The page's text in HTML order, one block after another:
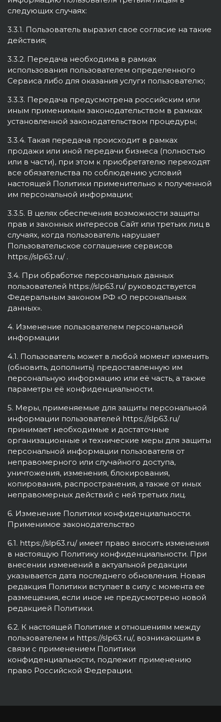
следующих случаях:
3.3.1. Пользователь выразил свое согласие на такие
действия;
3.3.2. Передача необходима в рамках
использования пользователем определенного
Сервиса либо для оказания услуги пользователю;
3.3.3. Передача предусмотрена российским или
иным применимым законодательством в рамках
установленной законодательством процедуры;
3.3.4. Такая передача происходит в рамках
продажи или иной передачи бизнеса (полностью
или в части), при этом к приобретателю переходят
все обязательства по соблюдению условий
настоящей Политики применительно к полученной
им персональной информации;
3.3.5. В целях обеспечения возможности защиты
прав и законных интересов Сайт или третьих лиц в
случаях, когда пользователь нарушает
Пользовательское соглашение сервисов
https://slp63.ru/ .
3.4. При обработке персональных данных
пользователей https://slp63.ru/ руководствуется
Федеральным законом РФ «О персональных
данных».
4. Изменение пользователем персональной
информации
4.1. Пользователь может в любой момент изменить
(обновить, дополнить) предоставленную им
персональную информацию или её часть, а также
параметры её конфиденциальности.
5. Меры, применяемые для защиты персональной
информации пользователей https://slp63.ru/
принимает необходимые и достаточные
организационные и технические меры для защиты
персональной информации пользователя от
неправомерного или случайного доступа,
уничтожения, изменения, блокирования,
копирования, распространения, а также от иных
неправомерных действий с ней третьих лиц.
6. Изменение Политики конфиденциальности.
Применимое законодательство
6.1. https://slp63.ru/ имеет право вносить изменения
в настоящую Политику конфиденциальности. При
внесении изменений в актуальной редакции
указывается дата последнего обновления. Новая
редакция Политики вступает в силу с момента ее
размещения, если иное не предусмотрено новой
редакцией Политики.
6.2. К настоящей Политике и отношениям между
пользователем и https://slp63.ru/, возникающим в
связи с применением Политики
конфиденциальности, подлежит применению
право Российской Федерации.